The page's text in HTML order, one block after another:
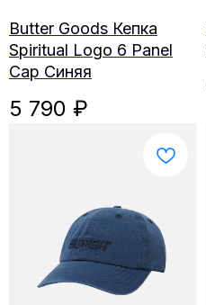
Butter Goods Кепка
Spiritual Logo 6 Panel
Cap Синяя
5 790 ₽